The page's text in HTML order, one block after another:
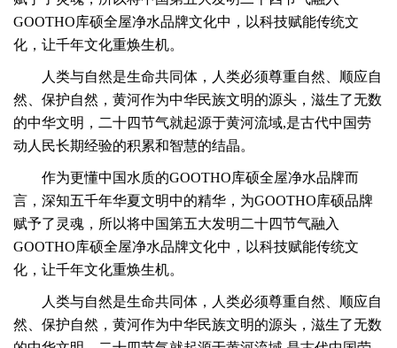
GOOTHO库硕全屋净水品牌文化中，以科技赋能传统文
化，让千年文化重焕生机。
人类与自然是生命共同体，人类必须尊重自然、顺应自
然、保护自然，黄河作为中华民族文明的源头，滋生了无数
的中华文明， 二十四节气就起源于黄河流域,是古代中国劳
动人民长期经验的积累和智慧的结晶。
作为更懂中国水质的GOOTHO库硕全屋净水品牌而
言，深知五千年华夏文明中的精华，为GOOTHO库硕品牌
赋予了灵魂，所以将中国第五大发明二十四节气融入
GOOTHO库硕全屋净水品牌文化中，以科技赋能传统文
化，让千年文化重焕生机。
人类与自然是生命共同体，人类必须尊重自然、顺应自
然、保护自然，黄河作为中华民族文明的源头，滋生了无数